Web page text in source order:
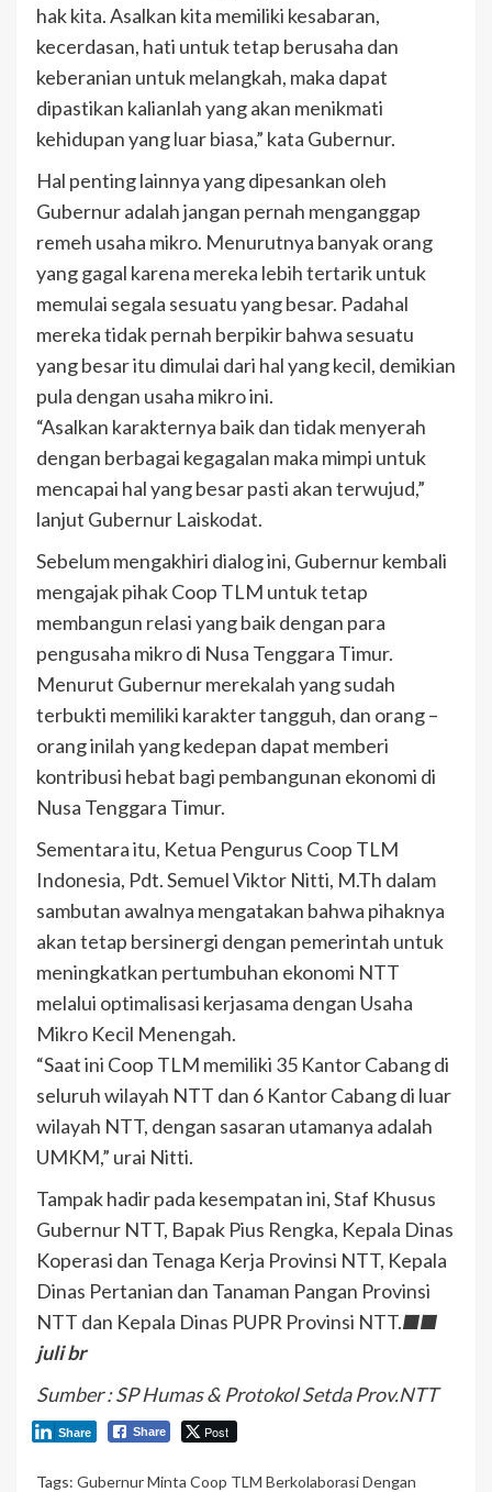
hak kita. Asalkan kita memiliki kesabaran,
kecerdasan, hati untuk tetap berusaha dan
keberanian untuk melangkah, maka dapat
dipastikan kalianlah yang akan menikmati
kehidupan yang luar biasa,” kata Gubernur.
Hal penting lainnya yang dipesankan oleh
Gubernur adalah jangan pernah menganggap
remeh usaha mikro. Menurutnya banyak orang
yang gagal karena mereka lebih tertarik untuk
memulai segala sesuatu yang besar. Padahal
mereka tidak pernah berpikir bahwa sesuatu
yang besar itu dimulai dari hal yang kecil, demikian
pula dengan usaha mikro ini.
“Asalkan karakternya baik dan tidak menyerah
dengan berbagai kegagalan maka mimpi untuk
mencapai hal yang besar pasti akan terwujud,”
lanjut Gubernur Laiskodat.
Sebelum mengakhiri dialog ini, Gubernur kembali
mengajak pihak Coop TLM untuk tetap
membangun relasi yang baik dengan para
pengusaha mikro di Nusa Tenggara Timur.
Menurut Gubernur merekalah yang sudah
terbukti memiliki karakter tangguh, dan orang –
orang inilah yang kedepan dapat memberi
kontribusi hebat bagi pembangunan ekonomi di
Nusa Tenggara Timur.
Sementara itu, Ketua Pengurus Coop TLM
Indonesia, Pdt. Semuel Viktor Nitti, M.Th dalam
sambutan awalnya mengatakan bahwa pihaknya
akan tetap bersinergi dengan pemerintah untuk
meningkatkan pertumbuhan ekonomi NTT
melalui optimalisasi kerjasama dengan Usaha
Mikro Kecil Menengah.
“Saat ini Coop TLM memiliki 35 Kantor Cabang di
seluruh wilayah NTT dan 6 Kantor Cabang di luar
wilayah NTT, dengan sasaran utamanya adalah
UMKM,” urai Nitti.
Tampak hadir pada kesempatan ini, Staf Khusus
Gubernur NTT, Bapak Pius Rengka, Kepala Dinas
Koperasi dan Tenaga Kerja Provinsi NTT, Kepala
Dinas Pertanian dan Tanaman Pangan Provinsi
NTT dan Kepala Dinas PUPR Provinsi NTT.■■
juli br
Sumber : SP Humas & Protokol Setda Prov.NTT
Share Post
Share
Tags: Gubernur Minta Coop TLM Berkolaborasi Dengan